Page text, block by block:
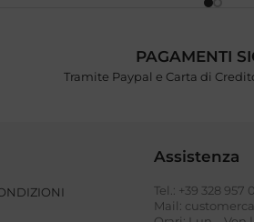
PAGAMENTI
Tramite Paypal e Carta di
Assistenza
Tel.: +39 328 957
Mail: